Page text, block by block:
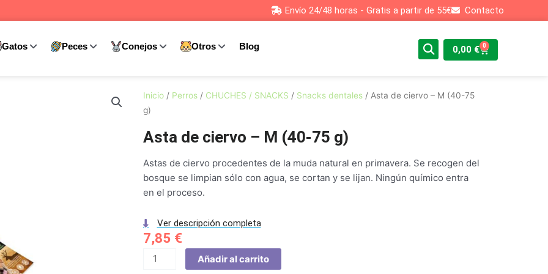
Envío 24/48 horas - Gratis a partir de 55€ Contacto
Gatos Peces Conejos Otros Blog 0,00 € 0
Cart
Inicio / Perros / CHUCHES / SNACKS / Snacks dentales / Asta de ciervo – M (40-75
g)
Asta de ciervo – M (40-75 g)
Astas de ciervo procedentes de la muda natural en primavera. Se recogen del
bosque se limpian sólo con agua, se cortan y se lijan. Ningún químico entra
en el proceso.
Ver descripción completa
7,85 €
Asta
Añadir al carrito